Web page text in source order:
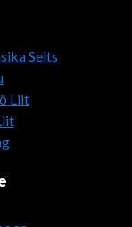
Selts
Liit